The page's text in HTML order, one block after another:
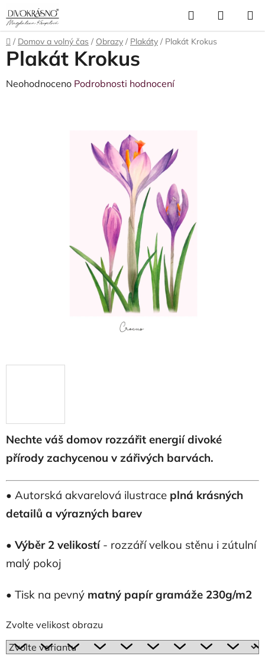
na
obsah
Hledat
KOŠÍK
Domů
/ Domov a volný čas / Obrazy / Plakáty / Plakát Krokus
Nechte váš domov rozzářit energií divoké
přírody zachycenou v zářivých barvách.
• Autorská akvarelová ilustrace plná krásných
detailů a výrazných barev
• Výběr 2 velikostí- rozzáří velkou stěnu i zútulní
malý pokoj
• Tisk na pevný matný papír gramáže 230g/m2
Zvolte velikost obrazu
Plakát Krokus
Průměrné
Neohodnoceno Podrobnosti hodnocení